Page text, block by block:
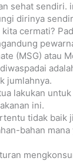
sehat sendiri.
dirinya
cermati?
(MSG) atau
jumlahnya.
lakukan
ini.
tidak baik
bahan mana